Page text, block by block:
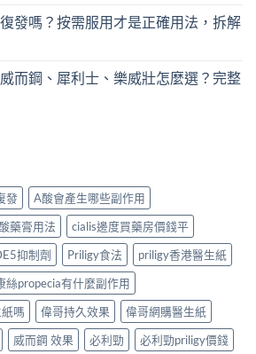
發嗎？按需服用才是正確用法，拆解
而鋼、犀利士、樂威壯怎麼選？完整
發
A酸會產生哪些副作用
藥膏用法
cialis邊度買藥房價錢平
抑制劑 Priligy食法
priligy香港醫生紙
絲propecia有什麼副作用
嗎
偉哥持久效果
偉哥網購醫生紙
威而鋼 效果 必利勁
必利勁priligy價錢